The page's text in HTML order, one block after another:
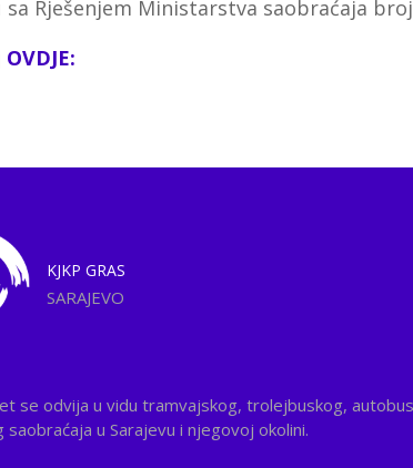
sa Rješenjem Ministarstva saobraćaja
OVDJE:
KJKP GRAS
SARAJEVO
se odvija u vidu tramvajskog, trolejbuskog,
saobraćaja u Sarajevu i njegovoj okolini.